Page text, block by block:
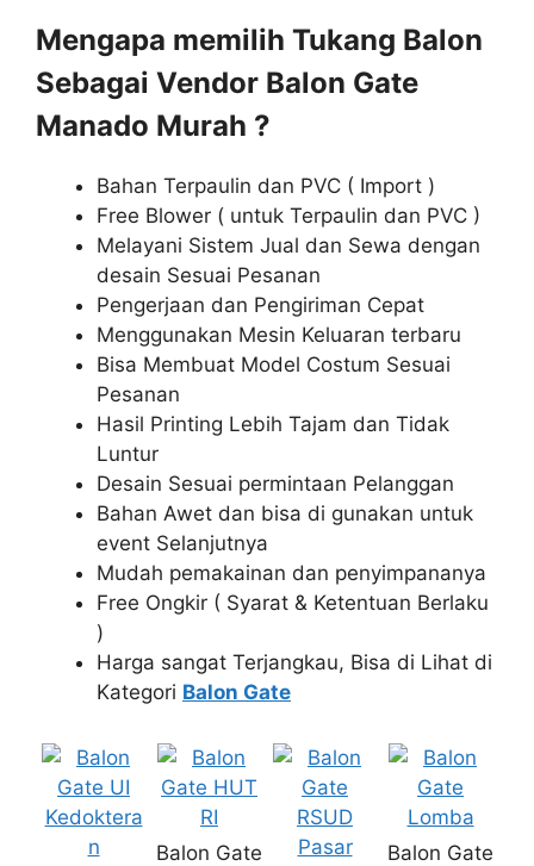
Mengapa memilih Tukang Balon
Sebagai Vendor Balon Gate
Manado Murah ?
Bahan Terpaulin dan PVC ( Import )
Free Blower ( untuk Terpaulin dan PVC )
Melayani Sistem Jual dan Sewa dengan
desain Sesuai Pesanan
Pengerjaan dan Pengiriman Cepat
Menggunakan Mesin Keluaran terbaru
Bisa Membuat Model Costum Sesuai
Pesanan
Hasil Printing Lebih Tajam dan Tidak
Luntur
Desain Sesuai permintaan Pelanggan
Bahan Awet dan bisa di gunakan untuk
event Selanjutnya
Mudah pemakainan dan penyimpananya
Free Ongkir ( Syarat & Ketentuan Berlaku
)
Harga sangat Terjangkau, Bisa di Lihat di
Kategori Balon Gate
Balon Gate Balon Gate